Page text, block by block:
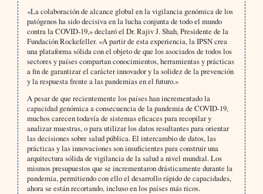
«La colaboración de alcance global en la vigilancia genómica de los
patógenos ha sido decisiva en la lucha conjunta de todo el mundo
contra la COVID‑19,» declaró el Dr. Rajiv J. Shah, Presidente de la
Fundación Rockefeller. «A partir de esta experiencia, la IPSN crea
una plataforma sólida con el objeto de que los asociados de todos los
sectores y países compartan conocimientos, herramientas y prácticas
a fin de garantizar el carácter innovador y la solidez de la prevención
y la respuesta frente a las pandemias en el futuro.»
A pesar de que recientemente los países han incrementado la
capacidad genómica a consecuencia de la pandemia de COVID‑19,
muchos carecen todavía de sistemas eficaces para recopilar y
analizar muestras, o para utilizar los datos resultantes para orientar
las decisiones sobre salud pública. El intercambio de datos, las
prácticas y las innovaciones son insuficientes para construir una
arquitectura sólida de vigilancia de la salud a nivel mundial. Los
mismos presupuestos que se incrementaron drásticamente durante la
pandemia, permitiendo con ello el desarrollo rápido de capacidades,
ahora se están recortando, incluso en los países más ricos.